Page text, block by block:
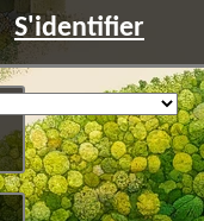
S'identifier